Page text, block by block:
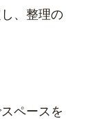
、整理の
ペースを